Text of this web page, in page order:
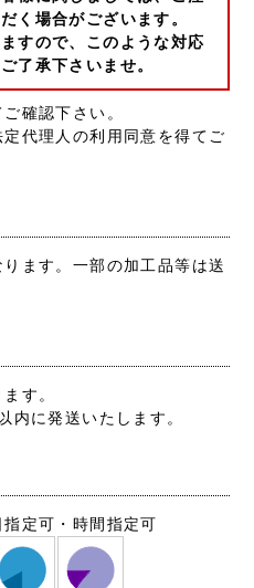
く場合がございます。
すので、このような対応
了承下さいませ。
確認下さい。
代理人の利用同意を得てご
ます。一部の加工品等は送
す。
内に発送いたします。
定可・時間指定可